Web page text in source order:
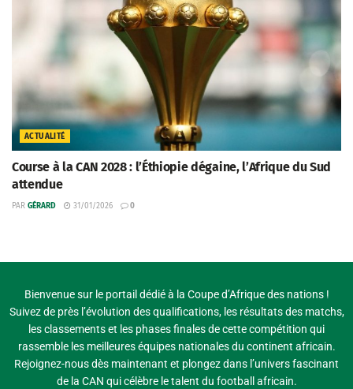
ACTUALITÉ
Course à la CAN 2028 : l’Éthiopie dégaine, l’Afrique du Sud
attendue
PAR GÉRARD 31/01/2026 0
Bienvenue sur le portail dédié à la Coupe d’Afrique des nations !
Suivez de près l’évolution des qualifications, les résultats des matchs,
les classements et les phases finales de cette compétition qui
rassemble les meilleures équipes nationales du continent africain.
Rejoignez-nous dès maintenant et plongez dans l’univers fascinant
de la CAN qui célèbre le talent du football africain.